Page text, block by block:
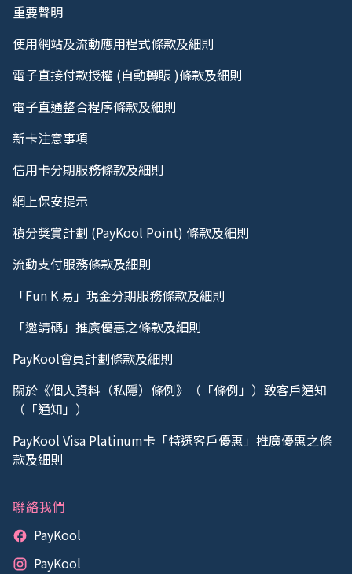
重要聲明
使用網站及流動應用程式條款及細則
電子直接付款授權 (自動轉賬 )條款及細則
電子直通整合程序條款及細則
新卡注意事項
信用卡分期服務條款及細則
網上保安提示
積分獎賞計劃 (PayKool Point) 條款及細則
流動支付服務條款及細則
「Fun K 易」現金分期服務條款及細則
「邀請碼」推廣優惠之條款及細則
PayKool會員計劃條款及細則
關於《個人資料（私隱）條例》（「條例」）致客戶通知
（「通知」）
PayKool Visa Platinum卡「特選客戶優惠」推廣優惠之條
款及細則
聯絡我們
PayKool
PayKool